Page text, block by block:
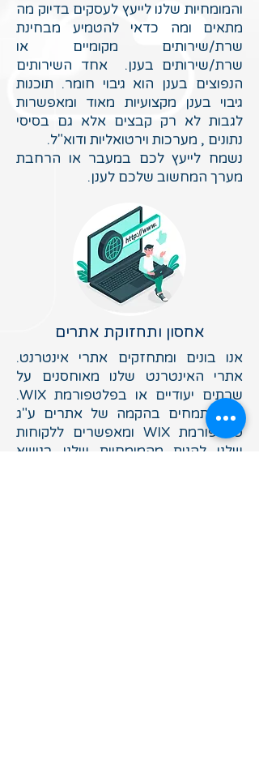
והמומחיות שלנו לייעץ לעסקים בדיוק מה
מתאים ומה כדאי להטמיע מבחינת
שרת/שירותים מקומיים או
שרת/שירותים בענן. אחד השירותים
הנפוצים בענן הוא גיבוי חומר. תוכנות
גיבוי בענן מקצועיות מאוד ומאפשרות
לגבות לא רק קבצים אלא גם בסיסי
נתונים , מערכות וירטואליות ודוא"ל.
נשמח לייעץ לכם במעבר או הרחבת
מערך המחשוב שלכם לענן.
אחסון ותחזוקת אתרים
אנו בונים ומתחזקים אתרי אינטרנט.
אתרי האינטרנט שלנו מאוחסנים על
שרתים יעודיים או בפלטפורמת WIX.
אנו מתמחים בהקמה של אתרים ע"ג
פלטפורמת WIX ומאפשרים ללקוחות
שלנו להנות מהמומחיות שלנו בנושא